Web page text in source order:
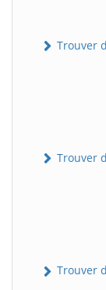
Trouver
Trouver
Trouver